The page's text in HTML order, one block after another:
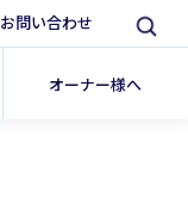
オーナー様へ
お問い合わせ